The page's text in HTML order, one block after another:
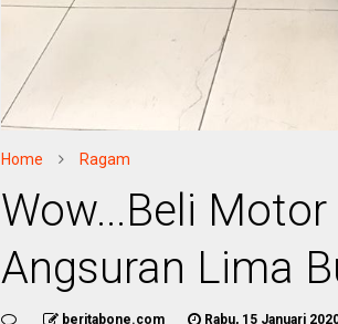
Home Ragam
Wow...Beli
Angsuran Lima
beritabone.com Rabu, 15 Januari